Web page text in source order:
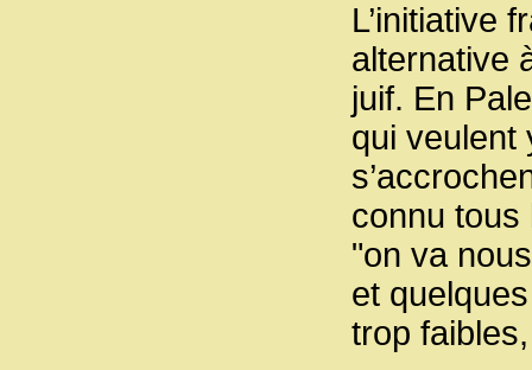
L’initiative
alternative
juif. En
qui veulent
connu tous
"on va
et
trop